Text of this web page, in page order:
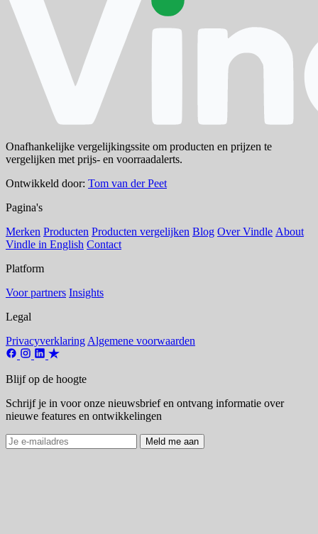
Onafhankelijke vergelijkingssite om producten en prijzen te
vergelijken met prijs- en voorraadalerts.
Ontwikkeld door: Tom van der Peet
Pagina's
Merken Producten Producten vergelijken Blog Over Vindle About
Vindle in English Contact
Platform
Voor partners Insights
Legal
Privacyverklaring Algemene voorwaarden
Blijf op de hoogte
Schrijf je in voor onze nieuwsbrief en ontvang informatie over
nieuwe features en ontwikkelingen
Meld me aan